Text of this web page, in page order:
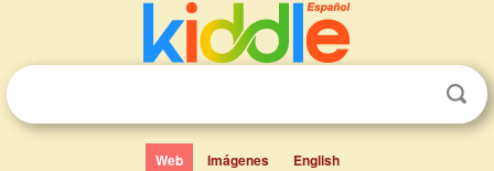
Web Imágenes English